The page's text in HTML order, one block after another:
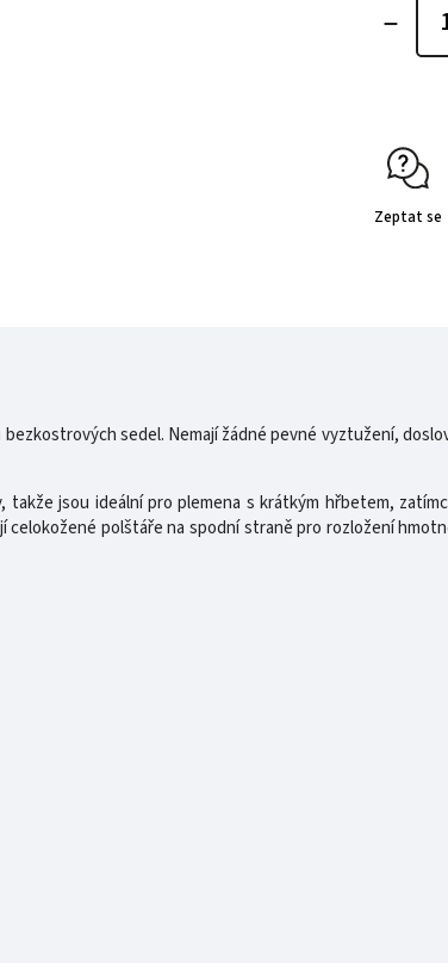
Zeptat se
sedel. Nemají žádné pevné vyztužení,
jsou ideální pro plemena s krátkým hřbetem,
polštáře na spodní straně pro rozložení